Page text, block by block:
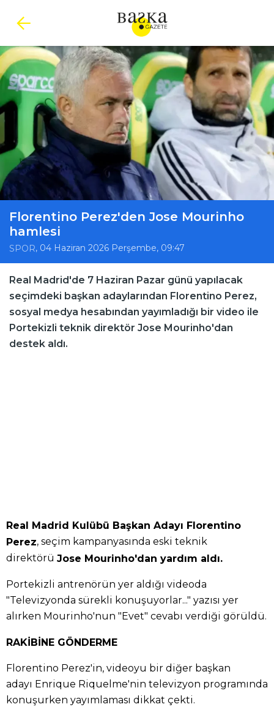
Florentino Perez'den Jose Mourinho
hamlesi
SPOR, 04 Haziran 2026 Perşembe, 09:47
Real Madrid'de 7 Haziran Pazar günü yapılacak
seçimdeki başkan adaylarından Florentino Perez,
sosyal medya hesabından yayımladığı bir video ile
Portekizli teknik direktör Jose Mourinho'dan
destek aldı.
Real Madrid Kulübü Başkan Adayı Florentino
Perez, seçim kampanyasında eski teknik
direktörü Jose Mourinho'dan yardım aldı.
Portekizli antrenörün yer aldığı videoda
"Televizyonda sürekli konuşuyorlar..." yazısı yer
alırken Mourinho'nun "Evet" cevabı verdiği görüldü.
RAKİBİNE GÖNDERME
Florentino Perez'in, videoyu bir diğer başkan
adayı Enrique Riquelme'nin televizyon programında
konuşurken yayımlaması dikkat çekti.